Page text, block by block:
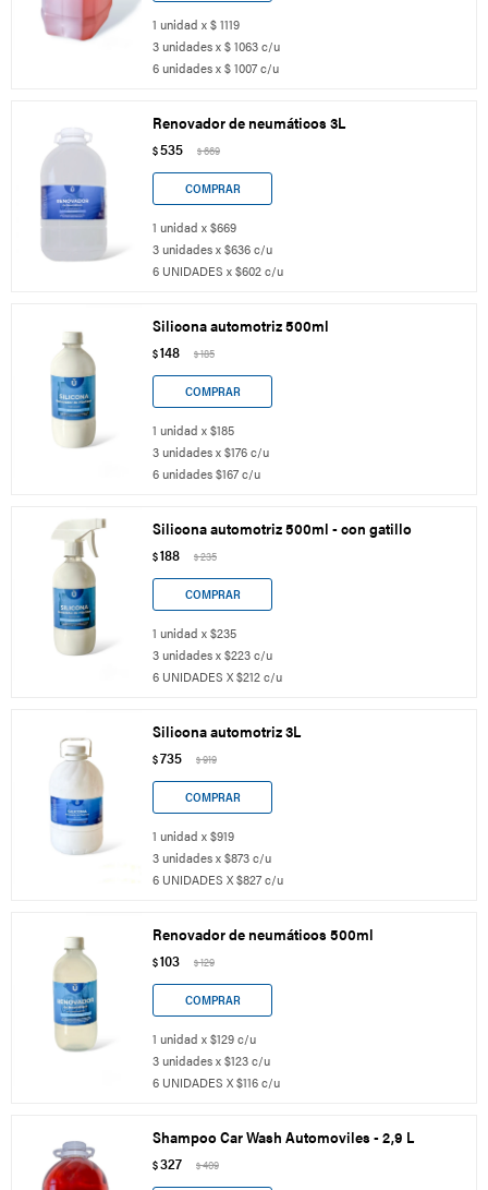
1 unidad x $ 1119
3 unidades x $ 1063 c/u
6 unidades x $ 1007 c/u
Renovador de neumáticos 3L
$535 $669
1 unidad x $669
3 unidades x $636 c/u
6 UNIDADES x $602 c/u
Silicona automotriz 500ml
$148 $185
1 unidad x $185
3 unidades x $176 c/u
6 unidades $167 c/u
Silicona automotriz 500ml - con gatillo
$188 $235
1 unidad x $235
3 unidades x $223 c/u
6 UNIDADES X $212 c/u
Silicona automotriz 3L
$735 $919
1 unidad x $919
3 unidades x $873 c/u
6 UNIDADES X $827 c/u
Renovador de neumáticos 500ml
$103 $129
1 unidad x $129 c/u
3 unidades x $123 c/u
6 UNIDADES X $116 c/u
Shampoo Car Wash Automoviles - 2,9 L
$327 $409